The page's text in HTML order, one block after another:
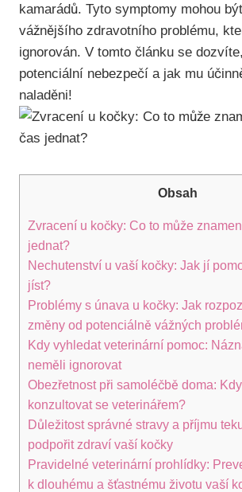
kamarádů. Tyto symptomy mohou
vážnějšího zdravotního problému,
ignorován. V tomto článku se
potenciální nebezpečí a jak mu
naladěni!
Obsah
Zvracení u kočky: Co to může
jednat?
Nechutenství u vaší kočky: Jak jí
jíst?
Problémy s únava u kočky: Jak
změny od potenciálně vážných
Kdy vyhledat veterinární pomoc:
neměli ignorovat
Obezřetnost při samoléčbě doma:
konzultovat se veterinářem?
Důležitost správné stravy a příjmu
podpořit zdraví vaší kočky
Pravidelné veterinární prohlídky:
k dlouhému a šťastnému životu vaší